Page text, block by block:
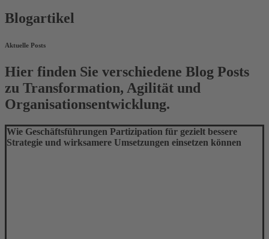
Blogartikel
Aktuelle Posts
Hier finden Sie verschiedene Blog Posts
zu Transformation, Agilität und
Organisationsentwicklung.
Wie Geschäftsführungen Partizipation für gezielt bessere
Strategie und wirksamere Umsetzungen einsetzen können